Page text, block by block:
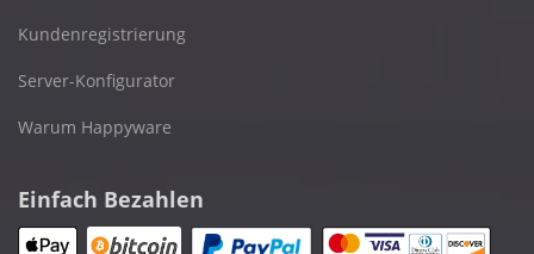
Kundenregistrierung
Server-Konfigurator
Warum Happyware
Einfach Bezahlen